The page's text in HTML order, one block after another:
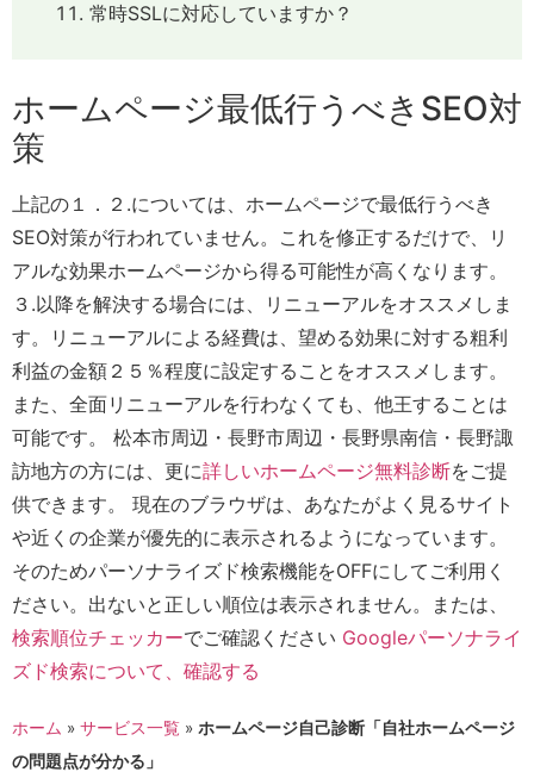
常時SSLに対応していますか？
ホームページ最低行うべきSEO対
策
上記の１．２.については、ホームページで最低行うべき
SEO対策が行われていません。これを修正するだけで、リ
アルな効果ホームページから得る可能性が高くなります。
３.以降を解決する場合には、リニューアルをオススメしま
す。リニューアルによる経費は、望める効果に対する粗利
利益の金額２５％程度に設定することをオススメします。
また、全面リニューアルを行わなくても、他王することは
可能です。 松本市周辺・長野市周辺・長野県南信・長野諏
訪地方の方には、更に詳しいホームページ無料診断をご提
供できます。 現在のブラウザは、あなたがよく見るサイト
や近くの企業が優先的に表示されるようになっています。
そのためパーソナライズド検索機能をOFFにしてご利用く
ださい。出ないと正しい順位は表示されません。または、
検索順位チェッカーでご確認ください Googleパーソナライ
ズド検索について、確認する
ホーム » サービス一覧 » ホームページ自己診断「自社ホームページ
の問題点が分かる」